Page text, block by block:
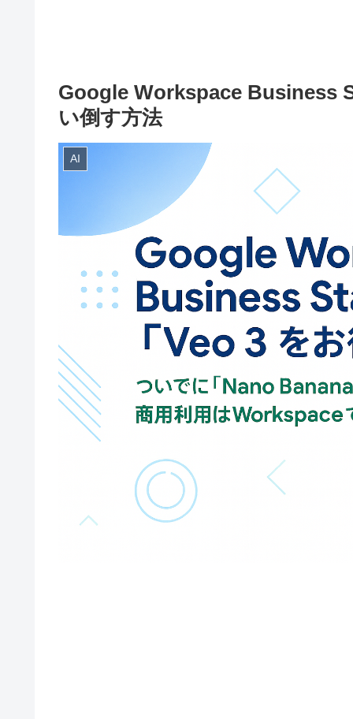
Google Workspace Business
い倒す方法
AI